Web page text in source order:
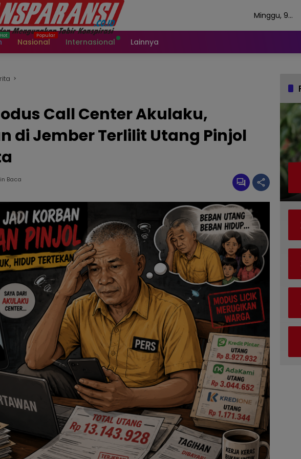
Minggu, 9
Nasional Internasional Lainnya
Call Center Akulaku,
di Jember Terlilit Utang Pinjol
Baca